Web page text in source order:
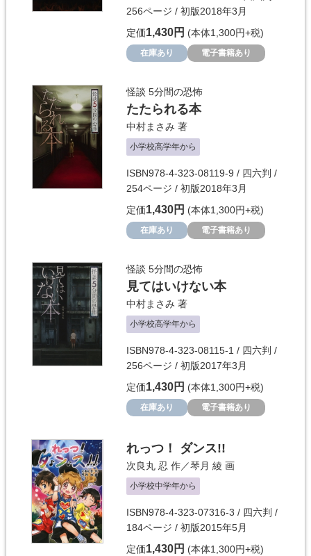
256ページ / 初版2018年3月
定価1,430円 (本体1,300円+税)
在庫あり 電子書籍あり
怪談 5分間の恐怖
たたられる本
中村まさみ 著
小学校高学年から
ISBN978-4-323-08119-9 / 四六判 /
254ページ / 初版2018年3月
定価1,430円 (本体1,300円+税)
在庫あり 電子書籍あり
怪談 5分間の恐怖
見てはいけない本
中村まさみ 著
小学校高学年から
ISBN978-4-323-08115-1 / 四六判 /
256ページ / 初版2017年3月
定価1,430円 (本体1,300円+税)
在庫あり 電子書籍あり
れっつ！ ダンス!!
次良丸 忍 作／琴月 綾 画
小学校中学年から
ISBN978-4-323-07316-3 / 四六判 /
184ページ / 初版2015年5月
定価1,430円 (本体1,300円+税)